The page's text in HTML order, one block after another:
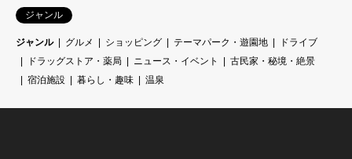
ジャンル
ジャンル グルメ ショッピング テーマパーク・遊園地
ドライブ
ドラッグストア・薬局
ニュース・イベント
古民家・秘境・絶景
宿泊施設
暮らし・趣味 温泉